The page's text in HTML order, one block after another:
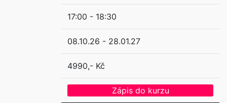
17:00 - 18:30
08.10.26 - 28.01.27
4990,- Kč
Zápis do kurzu